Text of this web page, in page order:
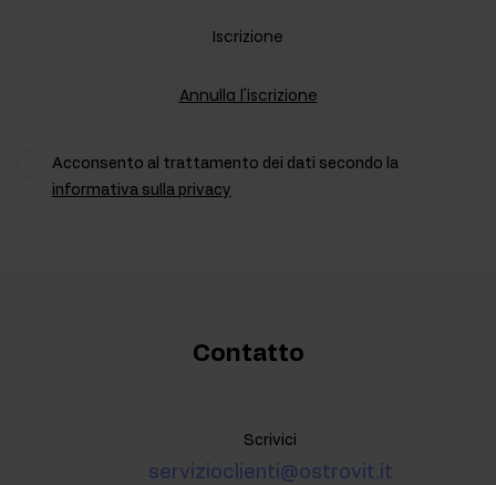
Iscrizione
Annulla l'iscrizione
Acconsento al trattamento dei dati secondo la
informativa sulla privacy
Contatto
Scrivici
servizioclienti@ostrovit.it